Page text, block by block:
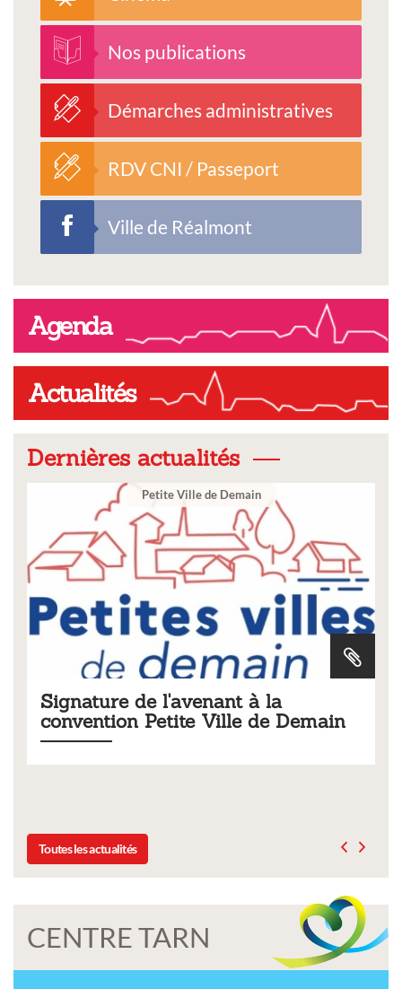
Nos publications
Démarches administratives
RDV CNI / Passeport
Ville de Réalmont
Agenda
Actualités
Dernières actualités
Demain
Tarifs 2026 des services
municipaux
Toutes les actualités
CENTRE TARN